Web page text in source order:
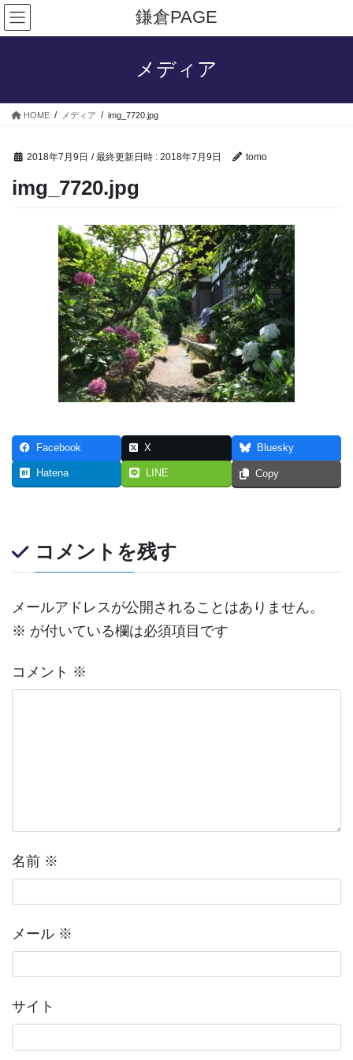
コ
ン
テ
ス
ナ
ビ
ゲ
ン
鎌倉PAGE
メディア
HOME メディア img_7720.jpg
2018年7月9日 / 最終更新日時 : 2018年7月9日 tomo
img_7720.jpg
Facebook X Bluesky
Hatena LINE Copy
コメントを残す
メールアドレスが公開されることはありません。
※ が付いている欄は必須項目です
コメント ※
名前 ※
メール ※
サイト